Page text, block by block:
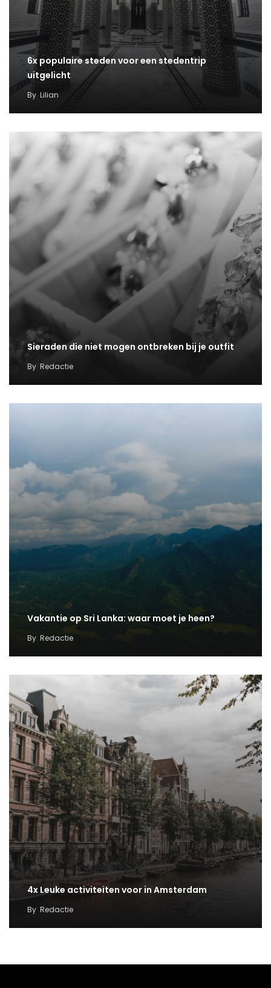
6x populaire steden voor een stedentrip
uitgelicht
By Lilian
Sieraden die niet mogen ontbreken bij je outfit
By Redactie
Vakantie op Sri Lanka: waar moet je heen?
By Redactie
4x Leuke activiteiten voor in Amsterdam
By Redactie